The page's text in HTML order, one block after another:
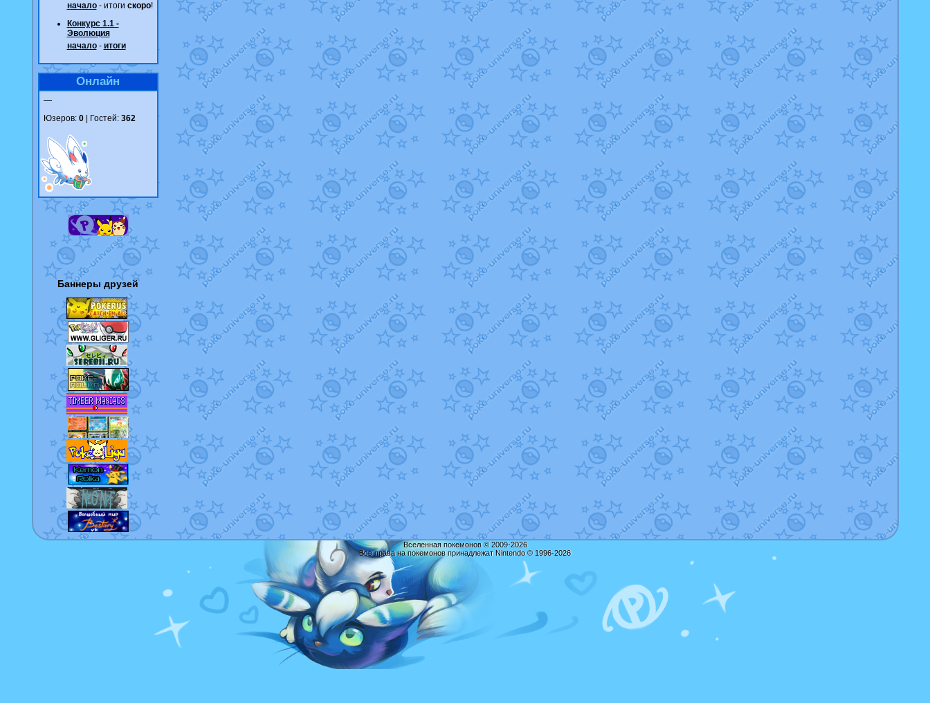
начало- итоги скоро!
Конкурс 1.1 -
Эволюция
начало- итоги
Онлайн
—
Юзеров: 0| Гостей: 362
Баннеры друзей
Вселенная покемонов © 2009-2026
Все права на покемонов принадлежат Nintendo © 1996-2026